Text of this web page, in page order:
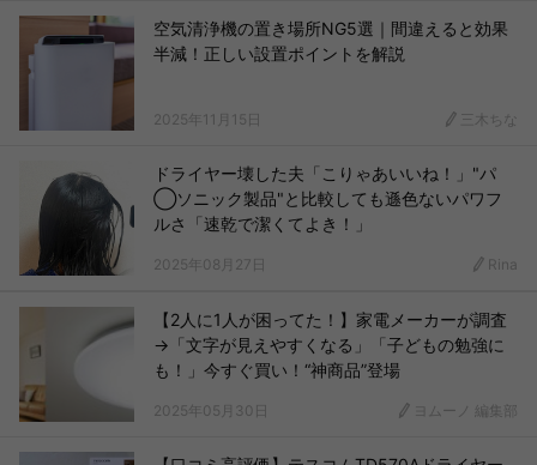
空気清浄機の置き場所NG5選｜間違えると効果
半減！正しい設置ポイントを解説
2025年11月15日 三木ちな
ドライヤー壊した夫「こりゃあいいね！」"パ
◯ソニック製品"と比較しても遜色ないパワフ
ルさ「速乾で潔くてよき！」
2025年08月27日 Rina
【2人に1人が困ってた！】家電メーカーが調査
→「文字が見えやすくなる」「子どもの勉強に
も！」今すぐ買い！“神商品”登場
2025年05月30日 ヨムーノ 編集部